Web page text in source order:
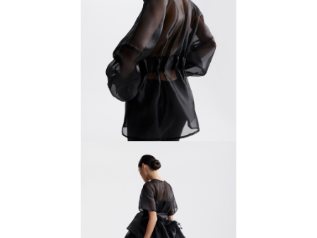
27 000 ₽
Блузка с защипами из
органзы
7000 ₽
10 000 ₽